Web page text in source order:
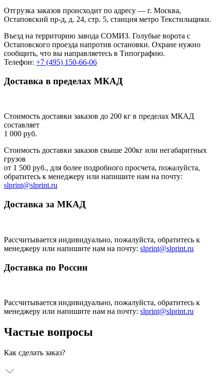
Отгрузка заказов происходит по адресу — г. Москва,
Остаповский пр-д, д. 24, стр. 5, станция метро Текстильщики.
Въезд на территорию завода СОМИЗ. Голубые ворота с
Остаповского проезда напротив остановки. Охране нужно
сообщить, что вы направляетесь в Типографию.
Телефон: +7 (495) 150-66-06
Доставка в пределах МКАД
Стоимость доставки заказов до 200 кг в пределах МКАД
составляет
1 000 руб.
Стоимость доставки заказов свыше 200кг или негабаритных
грузов
от 1 500 руб., для более подробного просчета, пожалуйста,
обратитесь к менеджеру или напишите нам на почту:
slprint@slprint.ru
Доставка за МКАД
Рассчитывается индивидуально, пожалуйста, обратитесь к
менеджеру или напишите нам на почту: slprint@slprint.ru
Доставка по России
Рассчитывается индивидуально, пожалуйста, обратитесь к
менеджеру или напишите нам на почту: slprint@slprint.ru
Частые вопросы
Как сделать заказ?